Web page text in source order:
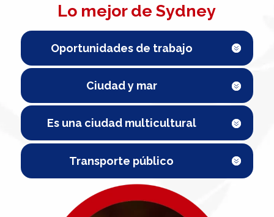
Lo mejor de Sydney
Oportunidades de trabajo
Ciudad y mar
Es una ciudad multicultural
Transporte público